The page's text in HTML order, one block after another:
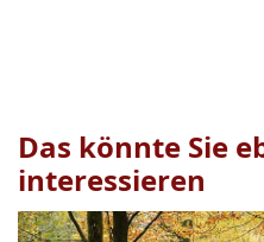
Das könnte Sie
interessieren
Veranstaltung1bis2von